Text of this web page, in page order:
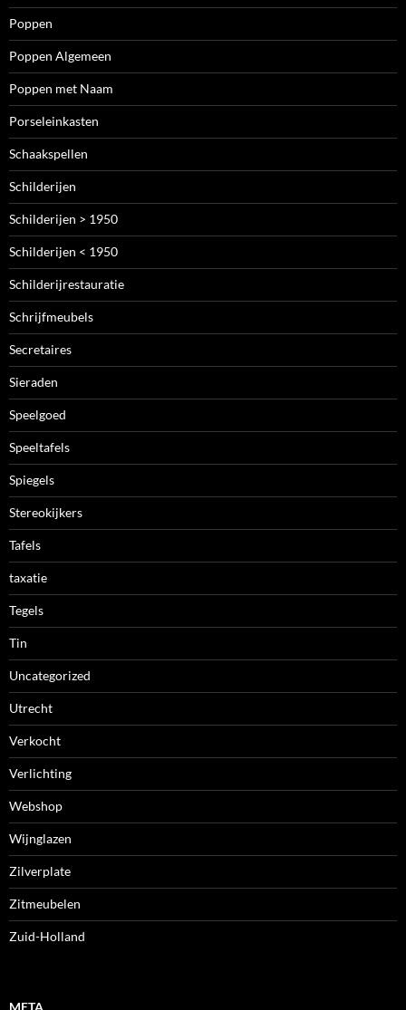
Poppen
Poppen Algemeen
Poppen met Naam
Porseleinkasten
Schaakspellen
Schilderijen
Schilderijen > 1950
Schilderijen < 1950
Schilderijrestauratie
Schrijfmeubels
Secretaires
Sieraden
Speelgoed
Speeltafels
Spiegels
Stereokijkers
Tafels
taxatie
Tegels
Tin
Uncategorized
Utrecht
Verkocht
Verlichting
Webshop
Wijnglazen
Zilverplate
Zitmeubelen
Zuid-Holland